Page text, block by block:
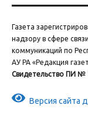
Газета
надзору в сфере
коммуникаций по
АУ РА «Редакция
Свидетельство ПИ №
Версия сайта